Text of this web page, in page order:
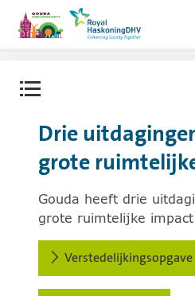
Omgevingsvisie
Meer op
Drie
grote
Gouda heeft drie
grote ruimtelijke
Verstedelijkingsopgave